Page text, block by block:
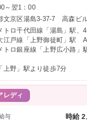
～翌1：00
文京区湯島3-37-7 高森ビ
トロ千代田線「湯島」駅、
江戸線「上野御徒町」駅
トロ銀座線「上野広小路」
上野」駅より徒歩7分
レディ
与 時給